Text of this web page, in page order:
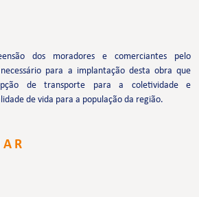
dos moradores e comerciantes pelo
para a implantação desta obra que
de transporte para a coletividade e
de vida para a população da região.